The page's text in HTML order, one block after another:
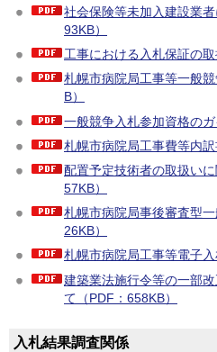
社会保険等未加入建設業
93KB）
工事における入札保証の
札幌市病院局工事等一般
B）
一般競争入札参加資格の
札幌市病院局工事費等内
配置予定技術者の取扱い
57KB）
札幌市病院局事後審査型
26KB）
札幌市病院局工事等電子
建築業法施行令等の一部
て（PDF：658KB）
入札結果調査関係